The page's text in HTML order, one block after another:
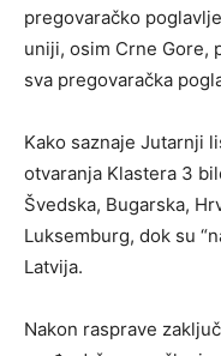
pregovaračko
uniji, osim Crne Gore,
sva pregovaračka
Kako saznaje Jutarnji
otvaranja Klastera 3
Švedska, Bugarska,
Luksemburg, dok su
Latvija.
Nakon rasprave